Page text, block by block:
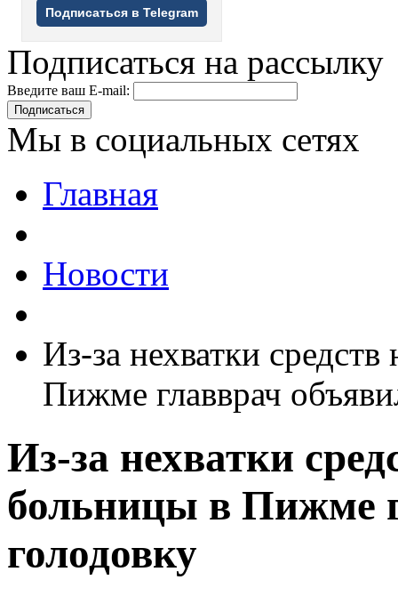
Подписаться в Telegram
Подписаться на рассылку
Введите ваш E-mail:
Подписаться
Мы в социальных сетях
Главная
Новости
Из-за нехватки
Пижме главврач
Из-за нехватки
больницы в Пижме
голодовку